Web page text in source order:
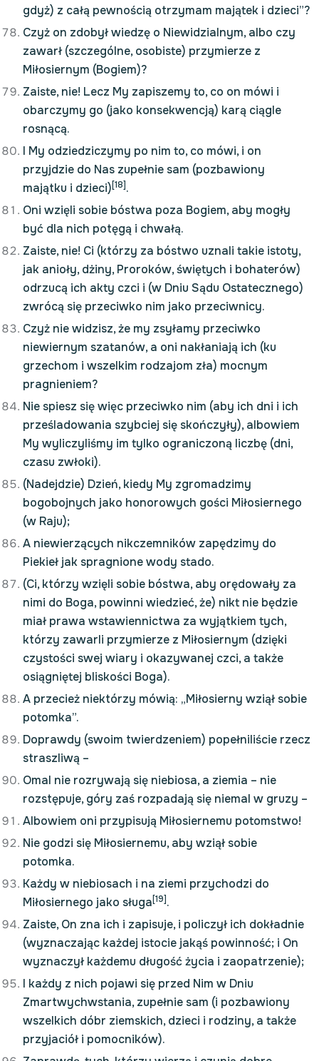
gdyż) z całą pewnością otrzymam majątek i dzieci”?
Czyż on zdobył wiedzę o Niewidzialnym, albo czy
zawarł (szczególne, osobiste) przymierze z
Miłosiernym (Bogiem)?
Zaiste, nie! Lecz My zapiszemy to, co on mówi i
obarczymy go (jako konsekwencją) karą ciągle
rosnącą.
I My odziedziczymy po nim to, co mówi, i on
przyjdzie do Nas zupełnie sam (pozbawiony
majątku i dzieci)[18].
Oni wzięli sobie bóstwa poza Bogiem, aby mogły
być dla nich potęgą i chwałą.
Zaiste, nie! Ci (którzy za bóstwo uznali takie istoty,
jak anioły, dżiny, Proroków, świętych i bohaterów)
odrzucą ich akty czci i (w Dniu Sądu Ostatecznego)
zwrócą się przeciwko nim jako przeciwnicy.
Czyż nie widzisz, że my zsyłamy przeciwko
niewiernym szatanów, a oni nakłaniają ich (ku
grzechom i wszelkim rodzajom zła) mocnym
pragnieniem?
Nie spiesz się więc przeciwko nim (aby ich dni i ich
prześladowania szybciej się skończyły), albowiem
My wyliczyliśmy im tylko ograniczoną liczbę (dni,
czasu zwłoki).
(Nadejdzie) Dzień, kiedy My zgromadzimy
bogobojnych jako honorowych gości Miłosiernego
(w Raju);
A niewierzących nikczemników zapędzimy do
Piekieł jak spragnione wody stado.
(Ci, którzy wzięli sobie bóstwa, aby orędowały za
nimi do Boga, powinni wiedzieć, że) nikt nie będzie
miał prawa wstawiennictwa za wyjątkiem tych,
którzy zawarli przymierze z Miłosiernym (dzięki
czystości swej wiary i okazywanej czci, a także
osiągniętej bliskości Boga).
A przecież niektórzy mówią: „Miłosierny wziął sobie
potomka”.
Doprawdy (swoim twierdzeniem) popełniliście rzecz
straszliwą –
Omal nie rozrywają się niebiosa, a ziemia – nie
rozstępuje, góry zaś rozpadają się niemal w gruzy –
Albowiem oni przypisują Miłosiernemu potomstwo!
Nie godzi się Miłosiernemu, aby wziął sobie
potomka.
Każdy w niebiosach i na ziemi przychodzi do
Miłosiernego jako sługa[19].
Zaiste, On zna ich i zapisuje, i policzył ich dokładnie
(wyznaczając każdej istocie jakąś powinność; i On
wyznaczył każdemu długość życia i zaopatrzenie);
I każdy z nich pojawi się przed Nim w Dniu
Zmartwychwstania, zupełnie sam (i pozbawiony
wszelkich dóbr ziemskich, dzieci i rodziny, a także
przyjaciół i pomocników).